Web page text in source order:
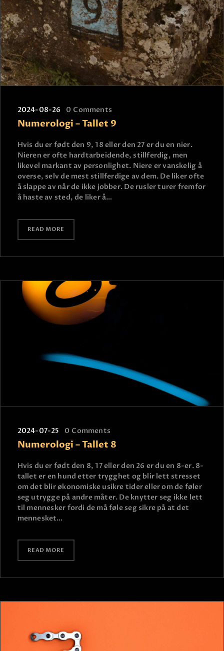
2024-08-26 0 Comments
Numerologi – Tallet 9
Hvis du er født den 9, 18 eller den 27 er du en nier.
Nieren er ofte hardtarbeidende, stillferdig, men
likevel markant av personlighet. Niere er vanskelig å
overse, selv de mest stillferdige av dem. De liker ofte
å slappe av når de ikke jobber. De rusler turer fremfor
å haste av sted, de liker å…
READ MORE
2024-07-25 0 Comments
Numerologi – Tallet 8
Hvis du er født den 8, 17 eller den 26 er du en 8-er. 8-
tallet er en hund etter trygghet og blir lett stresset
om det blir økonomiske usikre tider eller om de føler
seg utrygge på andre måter. De knytter seg ikke lett
til mennesker fordi de må føle seg sikre på at det
mennesket…
READ MORE